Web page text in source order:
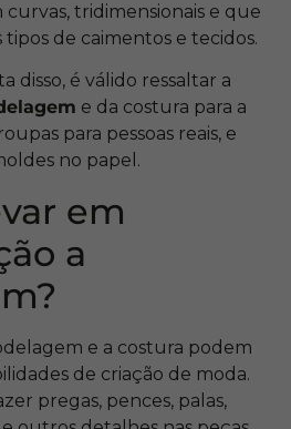
curvas, tridimensionais e que
tipos de caimentos e tecidos.
disso, é válido ressaltar a
e da costura para a
para pessoas reais, e
no papel.
em
a
e a costura podem
de criação de moda.
pregas, pences, palas,